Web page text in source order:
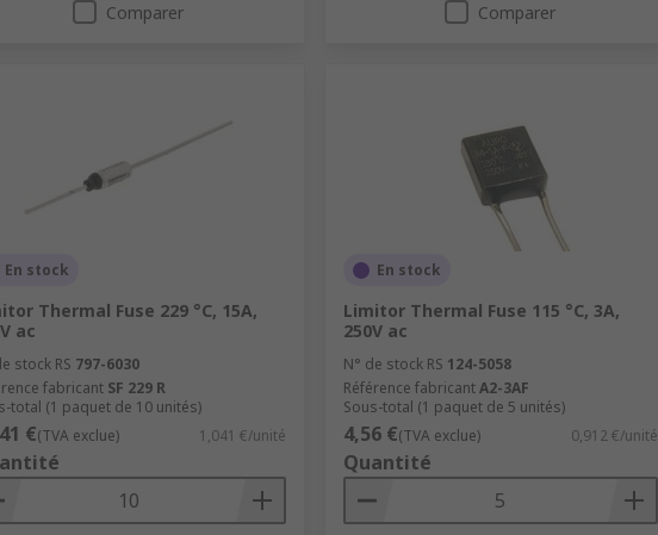
Comparer Comparer
En stock
Thermal Fuse 229 °C, 15A,
ac
stock RS 797-6030
fabricant SF 229 R
total (1 paquet de 10 unités)
€(TVA exclue) 1,041 €/unité
En stock
Limitor Thermal Fuse 115 °C, 3A,
250V ac
N° de stock RS 124-5058
Référence fabricantA2-3AF
Sous-total (1 paquet de 5 unités)
4,56 €(TVA exclue) 0,912 €/unité
Quantité